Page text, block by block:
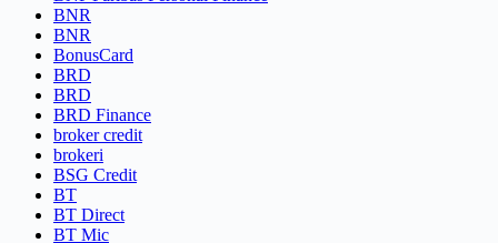
BNR
BNR
BonusCard
BRD
BRD
BRD Finance
broker credit
brokeri
BSG Credit
BT
BT Direct
BT Mic